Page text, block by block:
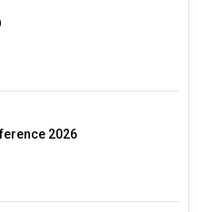
2026